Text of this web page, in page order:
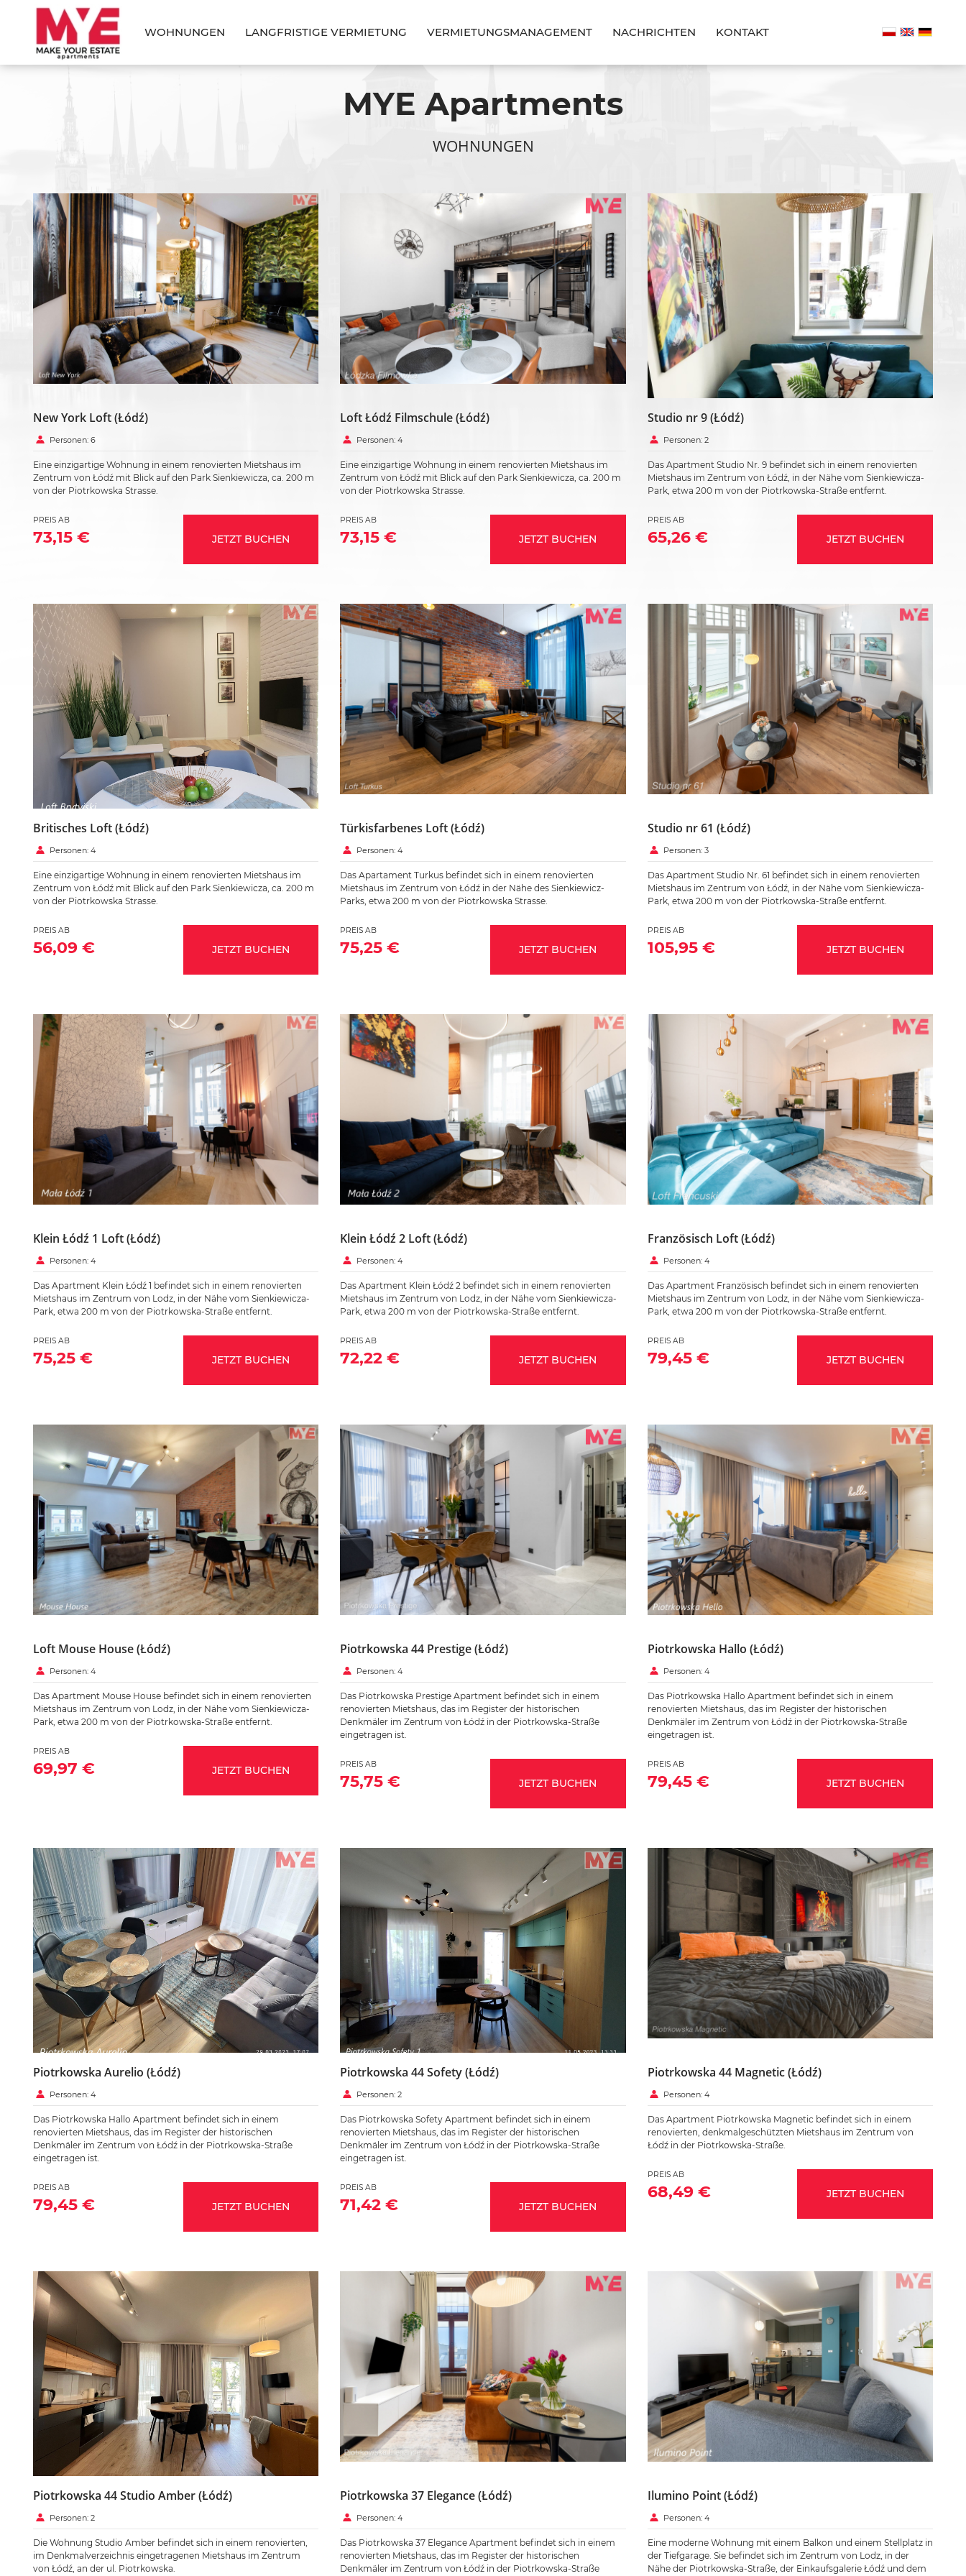
WOHNUNGEN LANGFRISTIGE VERMIETUNG VERMIETUNGSMANAGEMENT NACHRICHTEN KONTAKT
MYE Apartments
WOHNUNGEN
New York Loft (Łódź)
Personen: 6
Eine einzigartige Wohnung in einem renovierten Mietshaus im
Zentrum von Łódź mit Blick auf den Park Sienkiewicza, ca. 200 m
von der Piotrkowska Strasse.
PREIS AB
73,15 € JETZT BUCHEN
Loft Łódź Filmschule (Łódź)
Personen: 4
Eine einzigartige Wohnung in einem renovierten Mietshaus im
Zentrum von Łódź mit Blick auf den Park Sienkiewicza, ca. 200 m
von der Piotrkowska Strasse.
PREIS AB
73,15 € JETZT BUCHEN
Studio nr 9 (Łódź)
Personen: 2
Das Apartment Studio Nr. 9 befindet sich in einem renovierten
Mietshaus im Zentrum von Łódź, in der Nähe vom Sienkiewicza-
Park, etwa 200 m von der Piotrkowska-Straße entfernt.
PREIS AB
65,26 € JETZT BUCHEN
Britisches Loft (Łódź)
Personen: 4
Eine einzigartige Wohnung in einem renovierten Mietshaus im
Zentrum von Łódź mit Blick auf den Park Sienkiewicza, ca. 200 m
von der Piotrkowska Strasse.
PREIS AB
56,09 € JETZT BUCHEN
Türkisfarbenes Loft (Łódź)
Personen: 4
Das Apartament Turkus befindet sich in einem renovierten
Mietshaus im Zentrum von Łódź in der Nähe des Sienkiewicz-
Parks, etwa 200 m von der Piotrkowska Strasse.
PREIS AB
75,25 € JETZT BUCHEN
Studio nr 61 (Łódź)
Personen: 3
Das Apartment Studio Nr. 61 befindet sich in einem renovierten
Mietshaus im Zentrum von Łódź, in der Nähe vom Sienkiewicza-
Park, etwa 200 m von der Piotrkowska-Straße entfernt.
PREIS AB
105,95 € JETZT BUCHEN
Klein Łódź 1 Loft (Łódź)
Personen: 4
Das Apartment Klein Łódź 1 befindet sich in einem renovierten
Mietshaus im Zentrum von Lodz, in der Nähe vom Sienkiewicza-
Park, etwa 200 m von der Piotrkowska-Straße entfernt.
PREIS AB
75,25 € JETZT BUCHEN
Klein Łódź 2 Loft (Łódź)
Personen: 4
Das Apartment Klein Łódź 2 befindet sich in einem renovierten
Mietshaus im Zentrum von Lodz, in der Nähe vom Sienkiewicza-
Park, etwa 200 m von der Piotrkowska-Straße entfernt.
PREIS AB
72,22 € JETZT BUCHEN
Französisch Loft (Łódź)
Personen: 4
Das Apartment Französisch befindet sich in einem renovierten
Mietshaus im Zentrum von Lodz, in der Nähe vom Sienkiewicza-
Park, etwa 200 m von der Piotrkowska-Straße entfernt.
PREIS AB
79,45 € JETZT BUCHEN
Loft Mouse House (Łódź)
Personen: 4
Das Apartment Mouse House befindet sich in einem renovierten
Mietshaus im Zentrum von Lodz, in der Nähe vom Sienkiewicza-
Park, etwa 200 m von der Piotrkowska-Straße entfernt.
PREIS AB
69,97 € JETZT BUCHEN
Piotrkowska 44 Prestige (Łódź)
Personen: 4
Das Piotrkowska Prestige Apartment befindet sich in einem
renovierten Mietshaus, das im Register der historischen
Denkmäler im Zentrum von Łódź in der Piotrkowska-Straße
eingetragen ist.
PREIS AB
75,75 € JETZT BUCHEN
Piotrkowska Hallo (Łódź)
Personen: 4
Das Piotrkowska Hallo Apartment befindet sich in einem
renovierten Mietshaus, das im Register der historischen
Denkmäler im Zentrum von Łódź in der Piotrkowska-Straße
eingetragen ist.
PREIS AB
79,45 € JETZT BUCHEN
Piotrkowska Aurelio (Łódź)
Personen: 4
Das Piotrkowska Hallo Apartment befindet sich in einem
renovierten Mietshaus, das im Register der historischen
Denkmäler im Zentrum von Łódź in der Piotrkowska-Straße
eingetragen ist.
PREIS AB
79,45 € JETZT BUCHEN
Piotrkowska 44 Sofety (Łódź)
Personen: 2
Das Piotrkowska Sofety Apartment befindet sich in einem
renovierten Mietshaus, das im Register der historischen
Denkmäler im Zentrum von Łódź in der Piotrkowska-Straße
eingetragen ist.
PREIS AB
71,42 € JETZT BUCHEN
Piotrkowska 44 Magnetic (Łódź)
Personen: 4
Das Apartment Piotrkowska Magnetic befindet sich in einem
renovierten, denkmalgeschützten Mietshaus im Zentrum von
Łódź in der Piotrkowska-Straße.
PREIS AB
68,49 € JETZT BUCHEN
Piotrkowska 44 Studio Amber (Łódź)
Personen: 2
Die Wohnung Studio Amber befindet sich in einem renovierten,
im Denkmalverzeichnis eingetragenen Mietshaus im Zentrum
von Łódź, an der ul. Piotrkowska.
Piotrkowska 37 Elegance (Łódź)
Personen: 4
Das Piotrkowska 37 Elegance Apartment befindet sich in einem
renovierten Mietshaus, das im Register der historischen
Denkmäler im Zentrum von Łódź in der Piotrkowska-Straße
Ilumino Point (Łódź)
Personen: 4
Eine moderne Wohnung mit einem Balkon und einem Stellplatz in
der Tiefgarage. Sie befindet sich im Zentrum von Lodz, in der
Nähe der Piotrkowska-Straße, der Einkaufsgalerie Łódź und dem